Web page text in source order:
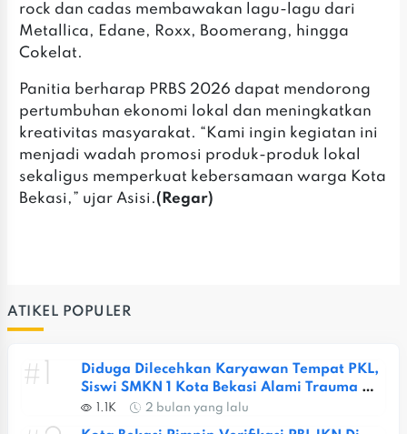
rock dan cadas membawakan lagu-lagu dari
Metallica, Edane, Roxx, Boomerang, hingga
Cokelat.
‎‎Panitia berharap PRBS 2026 dapat mendorong
pertumbuhan ekonomi lokal dan meningkatkan
kreativitas masyarakat. “Kami ingin kegiatan ini
menjadi wadah promosi produk-produk lokal
sekaligus memperkuat kebersamaan warga Kota
Bekasi,” ujar Asisi.(Regar)
ATIKEL POPULER
#1
Diduga Dilecehkan Karyawan Tempat PKL,
Siswi SMKN 1 Kota Bekasi Alami Trauma
Berat
1.1K 2 bulan yang lalu